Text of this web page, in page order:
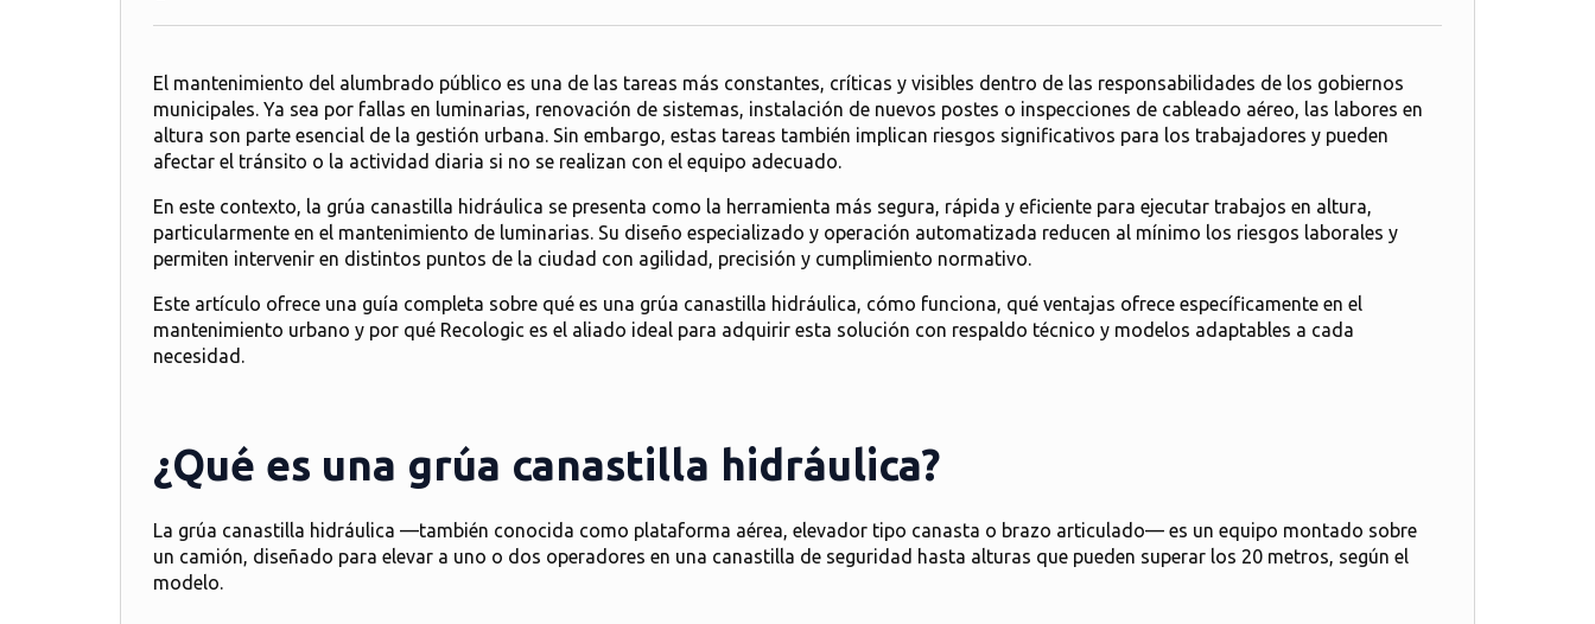
El mantenimiento del alumbrado público es una de las tareas más constantes, críticas y visibles dentro de las responsabilidades de los gobiernos
municipales. Ya sea por fallas en luminarias, renovación de sistemas, instalación de nuevos postes o inspecciones de cableado aéreo, las labores en
altura son parte esencial de la gestión urbana. Sin embargo, estas tareas también implican riesgos significativos para los trabajadores y pueden
afectar el tránsito o la actividad diaria si no se realizan con el equipo adecuado.
En este contexto, la grúa canastilla hidráulica se presenta como la herramienta más segura, rápida y eficiente para ejecutar trabajos en altura,
particularmente en el mantenimiento de luminarias. Su diseño especializado y operación automatizada reducen al mínimo los riesgos laborales y
permiten intervenir en distintos puntos de la ciudad con agilidad, precisión y cumplimiento normativo.
Este artículo ofrece una guía completa sobre qué es una grúa canastilla hidráulica, cómo funciona, qué ventajas ofrece específicamente en el
mantenimiento urbano y por qué Recologic es el aliado ideal para adquirir esta solución con respaldo técnico y modelos adaptables a cada
necesidad.
¿Qué es una grúa canastilla hidráulica?
La grúa canastilla hidráulica —también conocida como plataforma aérea, elevador tipo canasta o brazo articulado— es un equipo montado sobre
un camión, diseñado para elevar a uno o dos operadores en una canastilla de seguridad hasta alturas que pueden superar los 20 metros, según el
modelo.